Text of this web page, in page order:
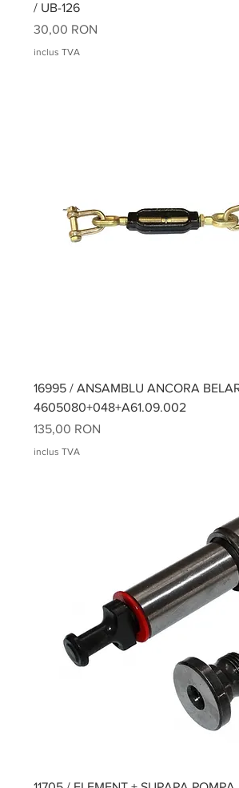
/ UB-126
Preț
30,00 RON
inclus TVA
16995 / ANSAMBLU ANCORA
4605080+048+A61.09.002
Preț
135,00 RON
inclus TVA